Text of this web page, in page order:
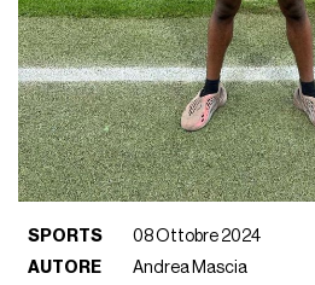
SPORTS
08 Ottobre 2024
AUTORE
Andrea Mascia